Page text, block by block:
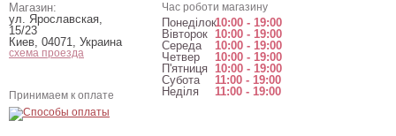
Магазин:
ул. Ярославская,
15/23
Киев, 04071, Украина
схема проезда
Час роботи магазину
Понеділок10:00 - 19:00
Вівторок 10:00 - 19:00
Середа
10:00 - 19:00
Четвер
10:00 - 19:00
П'ятниця 10:00 - 19:00
Субота
11:00 - 19:00
Неділя
11:00 - 19:00
Принимаем к оплате